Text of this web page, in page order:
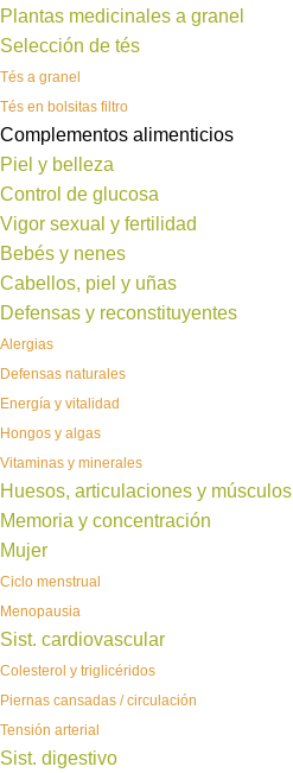
Plantas medicinales a granel
Selección de tés
Tés a granel
Tés en bolsitas filtro
Complementos alimenticios
Piel y belleza
Control de glucosa
Vigor sexual y fertilidad
Bebés y nenes
Cabellos, piel y uñas
Defensas y reconstituyentes
Alergias
Defensas naturales
Energía y vitalidad
Hongos y algas
Vitaminas y minerales
Huesos, articulaciones y músculos
Memoria y concentración
Mujer
Ciclo menstrual
Menopausia
Sist. cardiovascular
Colesterol y triglicéridos
Piernas cansadas / circulación
Tensión arterial
Sist. digestivo